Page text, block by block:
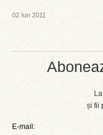
și fii
E-mail:
02 Iun 2011